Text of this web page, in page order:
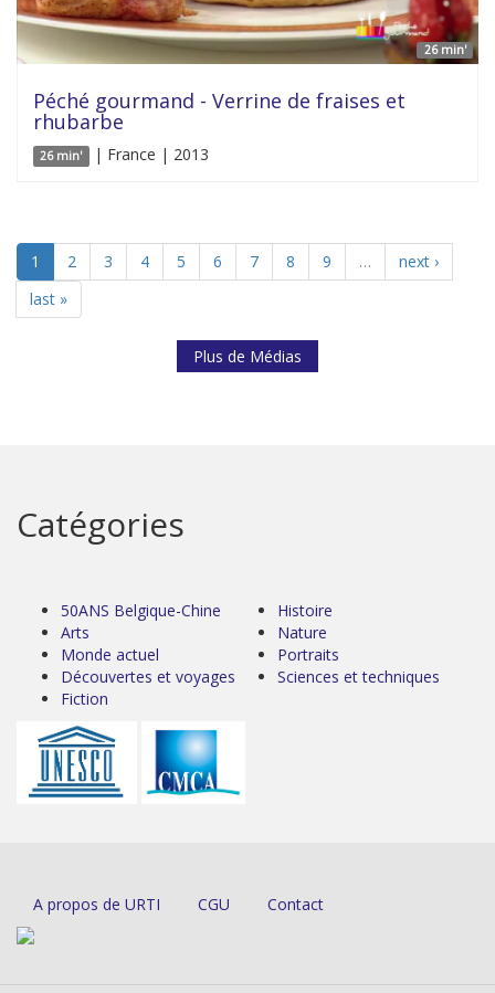
26 min'
Péché gourmand - Verrine de fraises et
rhubarbe
26 min' | France | 2013
1 2 3 4 5 6 7 8 9 …
next ›
last »
Plus de Médias
Catégories
50ANS Belgique-Chine
Arts
Monde actuel
Découvertes et voyages
Fiction
Histoire
Nature
Portraits
Sciences et techniques
A propos de URTI CGU Contact